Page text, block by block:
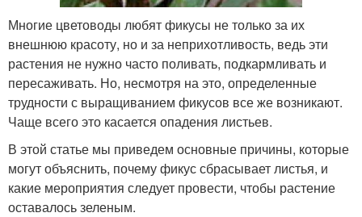
Многие цветоводы любят фикусы не только за их
внешнюю красоту, но и за неприхотливость, ведь эти
растения не нужно часто поливать, подкармливать и
пересаживать. Но, несмотря на это, определенные
трудности с выращиванием фикусов все же возникают.
Чаще всего это касается опадения листьев.
В этой статье мы приведем основные причины, которые
могут объяснить, почему фикус сбрасывает листья, и
какие мероприятия следует провести, чтобы растение
оставалось зеленым.